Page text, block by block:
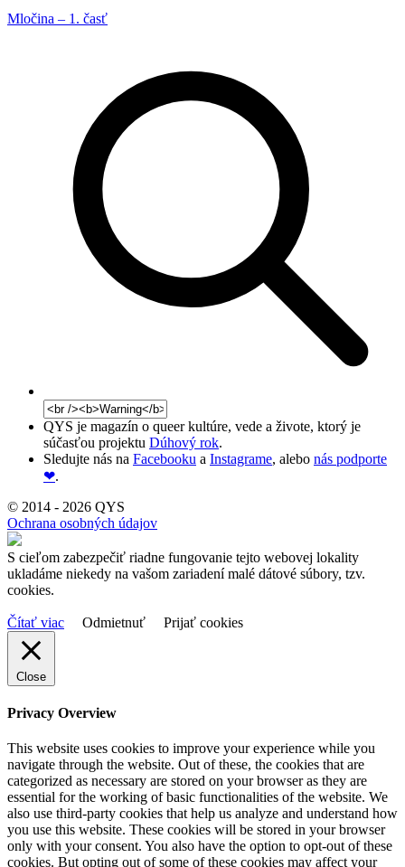
Mločina – 1. časť
QYS je magazín o queer kultúre, vede a živote, ktorý je
súčasťou projektu Dúhový rok.
Sledujte nás na Facebooku a Instagrame, alebo nás podporte
❤.
© 2014 - 2026 QYS
Ochrana osobných údajov
S cieľom zabezpečiť riadne fungovanie tejto webovej lokality
ukladáme niekedy na vašom zariadení malé dátové súbory, tzv.
cookies.
Čítať viac Odmietnuť Prijať cookies
Close
Privacy Overview
This website uses cookies to improve your experience while you
navigate through the website. Out of these, the cookies that are
categorized as necessary are stored on your browser as they are
essential for the working of basic functionalities of the website. We
also use third-party cookies that help us analyze and understand how
you use this website. These cookies will be stored in your browser
only with your consent. You also have the option to opt-out of these
cookies. But opting out of some of these cookies may affect your